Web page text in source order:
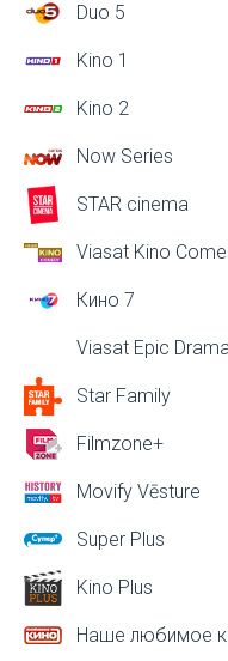
Duo 5
Kino 1
Kino 2
Now Series
STAR cinema
Viasat Kino
Кино 7
Viasat Epic
Star Family
Filmzone+
Movify Vēsture
Super Plus
Kino Plus
Наше любимое